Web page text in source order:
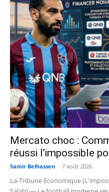
Mercato choc :
réussi l’impossible
Samir Belhassen - 7 août 2026
La-Tribune Economique